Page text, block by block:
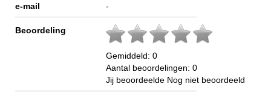
e-mail -
Beoordeling
Gemiddeld: 0
Aantal beoordelingen: 0
Jij beoordeelde Nog niet beoordeeld